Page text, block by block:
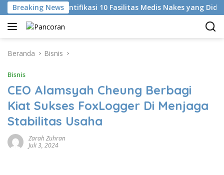
Langsung
ke
konten
Breaking News
KKI Identifikasi 10 Fasilitas Medis Nakes yang Diduga
Beranda Bisnis
Bisnis
CEO Alamsyah Cheung Berbagi
Kiat Sukses FoxLogger Di Menjaga
Stabilitas Usaha
Zarah Zuhran
Juli 3, 2024